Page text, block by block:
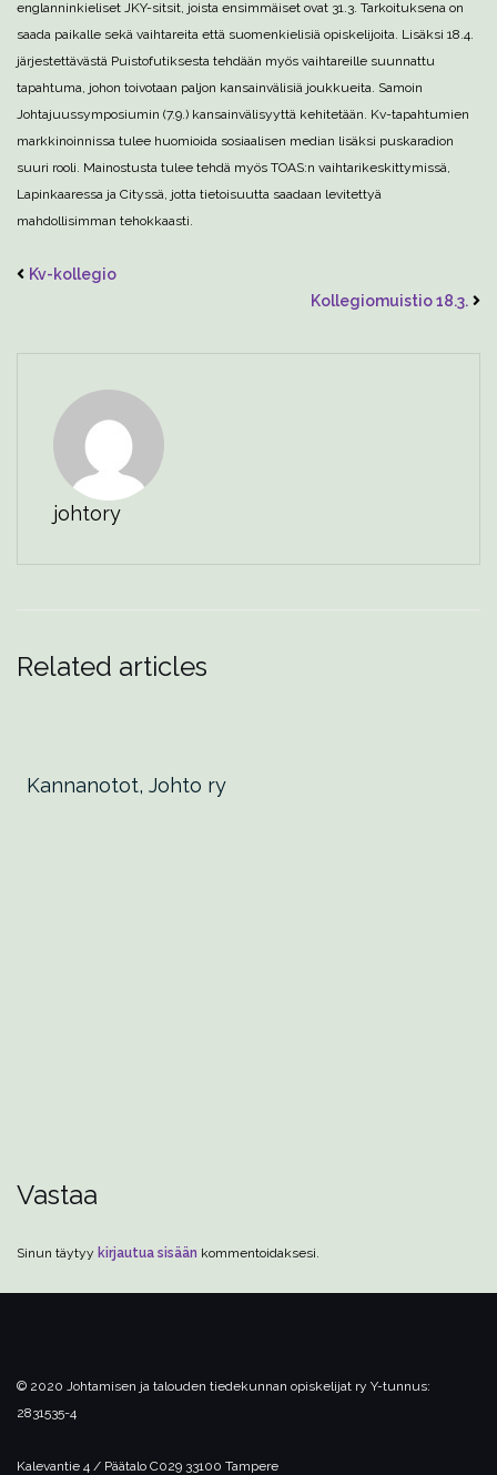
englanninkieliset JKY-sitsit, joista ensimmäiset ovat 31.3. Tarkoituksena on
saada paikalle sekä vaihtareita että suomenkielisiä opiskelijoita. Lisäksi 18.4.
järjestettävästä Puistofutiksesta tehdään myös vaihtareille suunnattu
tapahtuma, johon toivotaan paljon kansainvälisiä joukkueita. Samoin
Johtajuussymposiumin (7.9.) kansainvälisyyttä kehitetään. Kv-tapahtumien
markkinoinnissa tulee huomioida sosiaalisen median lisäksi puskaradion
suuri rooli. Mainostusta tulee tehdä myös TOAS:n vaihtarikeskittymissä,
Lapinkaaressa ja Cityssä, jotta tietoisuutta saadaan levitettyä
mahdollisimman tehokkaasti.
Kv-kollegio
Kollegiomuistio 18.3.
johtory
Related articles
Kannanotot, Johto ry
Vastaa
Sinun täytyy kirjautua sisään kommentoidaksesi.
© 2020 Johtamisen ja talouden tiedekunnan opiskelijat ry Y-tunnus:
2831535-4
Kalevantie 4 / Päätalo C029 33100 Tampere